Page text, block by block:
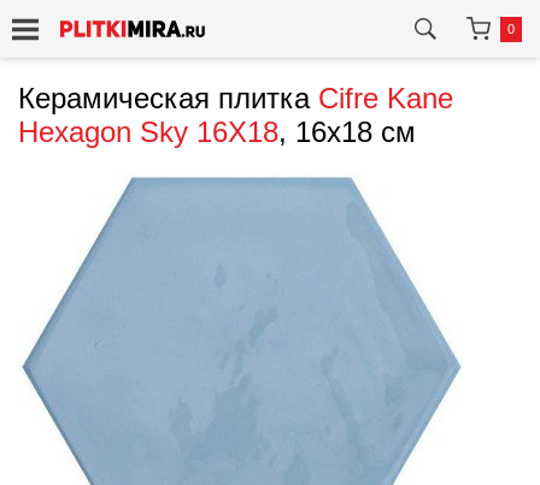
0
Керамическая плитка Cifre Kane
Hexagon Sky 16X18, 16x18 см